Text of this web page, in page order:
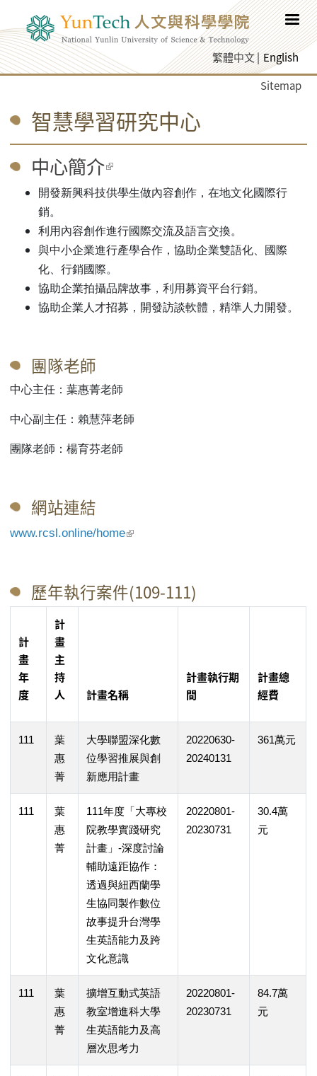
繁體中文 English
Sitemap
智慧學習研究中心
中心簡介(link is external)
開發新興科技供學生做內容創作，在地文化國際行
銷。
利用內容創作進行國際交流及語言交換。
與中小企業進行產學合作，協助企業雙語化、國際
化、行銷國際。
協助企業拍攝品牌故事，利用募資平台行銷。
協助企業人才招募，開發訪談軟體，精準人力開發。
團隊老師
中心主任：葉惠菁老師
中心副主任：賴慧萍老師
團隊老師：楊育芬老師
網站連結
www.rcsl.online/home(link is external)
歷年執行案件(109-111)
計
畫
年
度
計
畫
主
持
人
計畫名稱
計畫執行期
間
計畫總
經費
111
葉
惠
菁
大學聯盟深化數
位學習推展與創
新應用計畫
20220630-
20240131
361萬元
111
葉
惠
菁
111年度「大專校
院教學實踐研究
計畫」-深度討論
輔助遠距協作：
透過與紐西蘭學
生協同製作數位
故事提升台灣學
生英語能力及跨
文化意識
20220801-
20230731
30.4萬
元
111
葉
惠
菁
擴增互動式英語
教室增進科大學
生英語能力及高
層次思考力
20220801-
20230731
84.7萬
元